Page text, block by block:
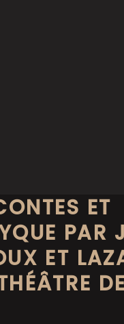
ET
PAR
ET
DE